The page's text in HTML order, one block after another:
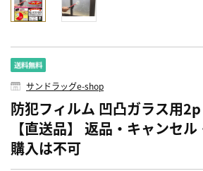
サンドラッグe-shop
防犯フィルム 凹凸ガラス用
【直送品】 返品・キャンセ
購入は不可